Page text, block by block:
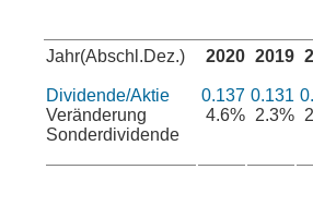
Jahr(Abschl.Dez.)
Dividende/Aktie
Veränderung
Sonderdividende
2020
0.137
4.6%
2019
0.131
2.3%